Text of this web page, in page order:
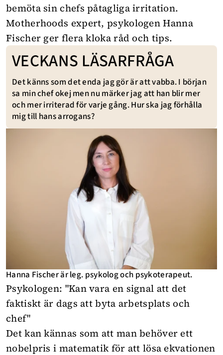
bemöta sin chefs påtagliga irritation.
Motherhoods expert, psykologenHanna
Fischer ger flera kloka råd och tips.
VECKANS LÄSARFRÅGA
Det känns som det enda jag gör är att vabba. I början
sa min chef okej men nu märker jag att han blir mer
och mer irriterad för varje gång. Hur ska jag förhålla
mig till hans arrogans?
Hanna Fischer är leg. psykolog och psykoterapeut.
Psykologen: "Kan vara en signal att det
faktiskt är dags att byta arbetsplats och
chef"
Det kan kännas som att man behöver ett
nobelpris i matematik för att lösa ekvationen